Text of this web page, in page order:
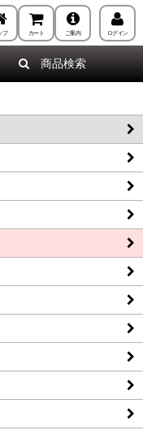
プ カート ご案内 ログイン
商品検索